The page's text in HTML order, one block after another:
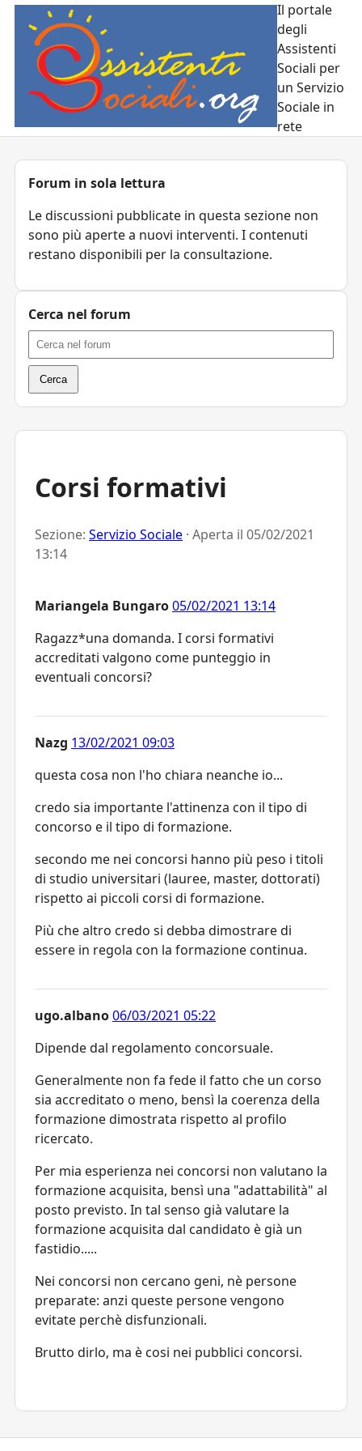
Il portale
degli
Assistenti
Sociali per
un Servizio
Sociale in
rete
Corsi formativi
Sezione: Servizio Sociale · Aperta il 05/02/2021
13:14
Mariangela Bungaro05/02/2021 13:14
Ragazz*una domanda. I corsi formativi
accreditati valgono come punteggio in
eventuali concorsi?
Nazg 13/02/2021 09:03
questa cosa non l'ho chiara neanche io...
credo sia importante l'attinenza con il tipo di
concorso e il tipo di formazione.
secondo me nei concorsi hanno più peso i titoli
di studio universitari (lauree, master, dottorati)
rispetto ai piccoli corsi di formazione.
Più che altro credo si debba dimostrare di
essere in regola con la formazione continua.
ugo.albano06/03/2021 05:22
Dipende dal regolamento concorsuale.
Generalmente non fa fede il fatto che un corso
sia accreditato o meno, bensì la coerenza della
formazione dimostrata rispetto al profilo
ricercato.
Per mia esperienza nei concorsi non valutano la
formazione acquisita, bensì una "adattabilità" al
posto previsto. In tal senso già valutare la
formazione acquisita dal candidato è già un
fastidio.....
Nei concorsi non cercano geni, nè persone
preparate: anzi queste persone vengono
evitate perchè disfunzionali.
Brutto dirlo, ma è cosi nei pubblici concorsi.
Forum in sola lettura
Le discussioni pubblicate in questa sezione non
sono più aperte a nuovi interventi. I contenuti
restano disponibili per la consultazione.
Cerca nel forum
Cerca